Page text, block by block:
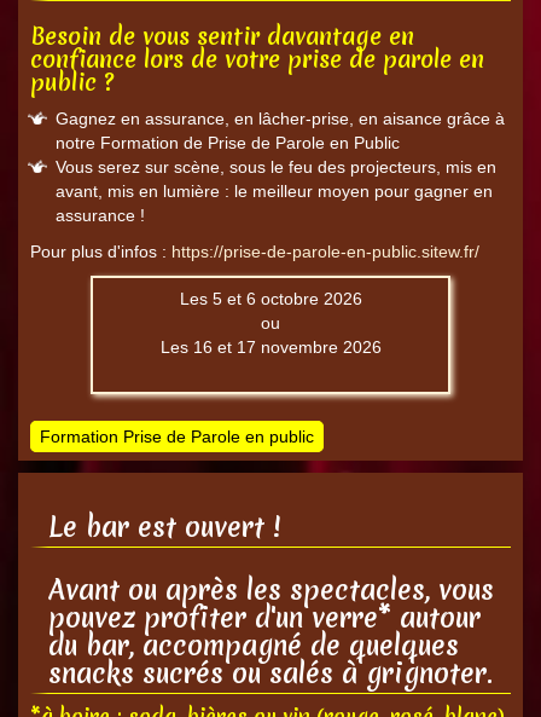
Besoin de vous sentir davantage en
confiance lors de votre prise de parole en
public ?
Gagnez en assurance, en lâcher-prise, en aisance grâce à
notre Formation de Prise de Parole en Public
Vous serez sur scène, sous le feu des projecteurs, mis en
avant, mis en lumière : le meilleur moyen pour gagner en
assurance !
Pour plus d'infos : https://prise-de-parole-en-public.sitew.fr/
Les 5 et 6 octobre 2026
ou
Les 16 et 17 novembre 2026
Formation Prise de Parole en public
Le bar est ouvert !
Avant ou après les spectacles, vous
pouvez profiter d'un verre* autour
du bar, accompagné de quelques
snacks sucrés ou salés à grignoter.